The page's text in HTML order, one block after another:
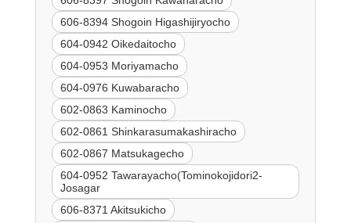
606-8394 Shogoin Higashijiryocho
604-0942 Oikedaitocho
604-0953 Moriyamacho
604-0976 Kuwabaracho
602-0863 Kaminocho
602-0861 Shinkarasumakashiracho
602-0867 Matsukagecho
604-0952 Tawarayacho(Tominokojidori2-
Josagar
606-8371 Akitsukicho